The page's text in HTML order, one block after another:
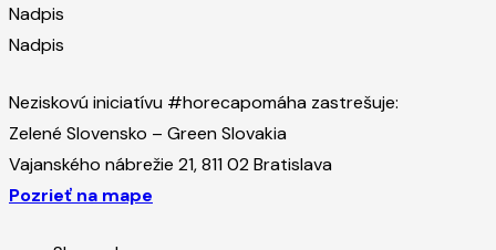
Nadpis
Nadpis
Neziskovú iniciatívu #horecapomáha zastrešuje:
Zelené Slovensko – Green Slovakia
Vajanského nábrežie 21, 811 02 Bratislava
Pozrieť na mape